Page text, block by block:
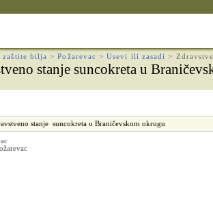
zaštite bilja >Požarevac >Usevi ili zasadi >
stanje suncokreta u
stanje suncokreta u Braničevskom okrugu